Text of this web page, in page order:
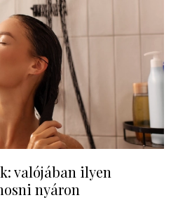
valójában ilyen
nyáron